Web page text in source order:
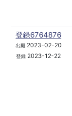
登録6764876
出願2023-02-20
登録 2023-12-22